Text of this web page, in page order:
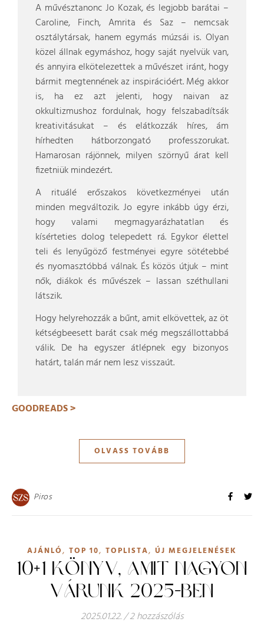
A művésztanonc Jo Kozak, és legjobb barátai –
Caroline, Finch, Amrita és Saz – nemcsak
osztálytársak, hanem egymás múzsái is. Olyan
közel állnak egymáshoz, hogy saját nyelvük van,
és annyira elkötelezettek a művészet iránt, hogy
bármit megtennének az inspirációért. Még akkor
is, ha ez azt jelenti, hogy naivan az
okkultizmushoz fordulnak, hogy felszabadítsák
kreativitásukat – és elátkozzák híres, ám
hírhedten hátborzongató professzorukat.
Hamarosan rájönnek, milyen szörnyű árat kell
fizetniük mindezért.
A rituálé erőszakos következményei után
minden megváltozik. Jo egyre inkább úgy érzi,
hogy valami megmagyarázhatatlan és
kísérteties dolog telepedett rá. Egykor élettel
teli és lenyűgöző festményei egyre sötétebbé
és nyomasztóbbá válnak. És közös útjuk – mint
nők, diákok és művészek – lassan széthullani
látszik.
Hogy helyrehozzák a bűnt, amit elkövettek, az öt
kétségbeesett barát csak még megszállottabbá
válik. De ha egyszer átlépnek egy bizonyos
határt, talán már nem lesz visszaút.
GOODREADS >
OLVASS TOVÁBB
Piros
AJÁNLÓ, TOP 10, TOPLISTA, ÚJ MEGJELENÉSEK
10+1 KÖNYV, AMIT NAGYON
VÁRUNK 2025-BEN
2025.01.22./2 hozzászólás